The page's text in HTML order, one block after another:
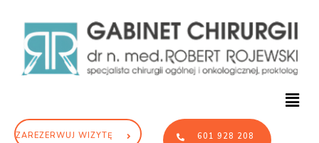
ZAREZERWUJ WIZYTĘ 601 928 208